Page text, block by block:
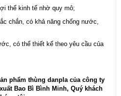
thế kinh tế nhờ quy mô;
chắn, có khả năng chống nước,
có thể thiết kế theo yêu cầu của
phẩm thùng danpla của công ty
Bao Bì Bình Minh, Quý khách